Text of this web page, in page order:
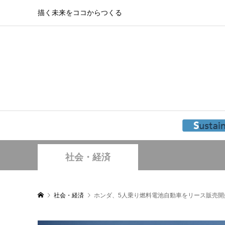
描く未来をココからつくる
社会・経済
社会・経済 ホンダ、5人乗り燃料電池自動車をリース販売開